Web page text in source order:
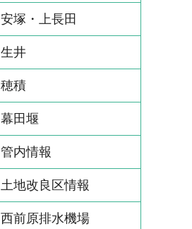
安塚・上長田
生井
穂積
幕田堰
管内情報
土地改良区情報
西前原排水機場